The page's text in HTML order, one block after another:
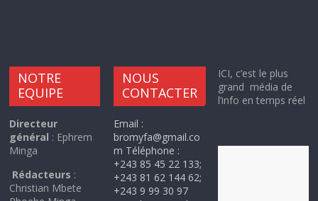
NOTRE
EQUIPE
Directeur
général : Ephrem
Minga
Rédacteurs :
Christian Mbete
NOUS
CONTACTER
Email :
bromyfa@gmail.co
m Téléphone :
+243 85 45 22 133;
+243 81 62 144 62;
+243 9 99 30 97
ICI, c’est le plus
grand média de
l’info en temps réel